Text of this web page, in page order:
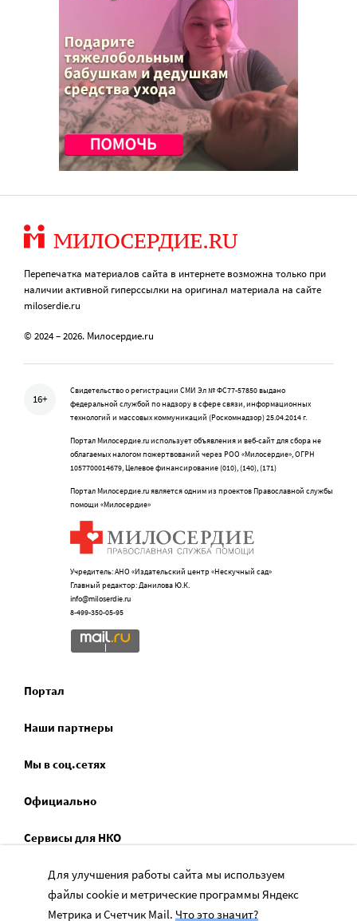
Перепечатка материалов сайта в интернете возможна только при
наличии активной гиперссылки на оригинал материала на сайте
miloserdie.ru
© 2024 – 2026. Милосердие.ru
16+
Свидетельство о регистрации СМИ Эл № ФС77-57850 выдано
федеральной службой по надзору в сфере связи, информационных
технологий и массовых коммуникаций (Роскомнадзор) 25.04.2014 г.
Портал Милосердие.ru использует объявления и веб-сайт для сбора не
облагаемых налогом пожертвований через РОО «Милосердие», ОГРН
1057700014679, Целевое финансирование (010), (140), (171)
Портал Милосердие.ru является одним из проектов Православной службы
помощи «Милосердие»
Учредитель: АНО «Издательский центр «Нескучный сад»
Главный редактор: Данилова Ю.К.
info@miloserdie.ru
8-499-350-05-95
Портал
Наши партнеры
Мы в соц.сетях
Официально
Сервисы для НКО
Спецпроекты
Социальное служение
Для улучшения работы сайта мы используем
файлы cookie и метрические программы Яндекс
Метрика и Счетчик Mail. Что это значит?